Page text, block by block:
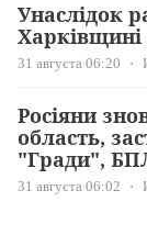
Унаслідок
31 августа 06:20
Росіяни
область,
"Гради",
31 августа 06:02